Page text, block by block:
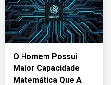
O Homem Possui
Maior Capacidade
Matemática Que A